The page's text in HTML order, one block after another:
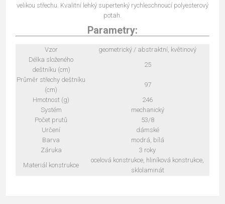
velikou střechu. Kvalitní lehký supertenký rychleschnoucí polyesterový
potah.
Parametry:
Vzor
geometrický / abstraktní, květinový
Délka složeného
deštníku (cm)
25
Průměr střechy deštníku
(cm)
97
Hmotnost (g)
246
Systém
mechanický
Počet prutů
53/8
Určení
dámské
Barva
modrá, bílá
Záruka
3 roky
Materiál konstrukce
ocelová konstrukce, hliníková konstrukce,
sklolaminát